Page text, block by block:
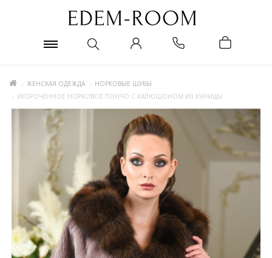
ЖЕНСКАЯ ОДЕЖДА
НОРКОВЫЕ ШУБЫ
УКОРОЧЕННОЕ НОРКОВОЕ ПОНЧО С КАПЮШОНОМ ИЗ КУНИЦЫ